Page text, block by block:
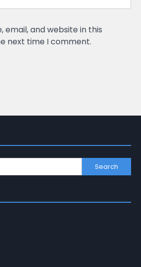
email, and website in this
next time I comment.
Search